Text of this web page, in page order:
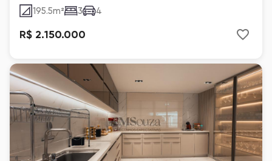
195.5m² 3 4
R$ 2.150.000